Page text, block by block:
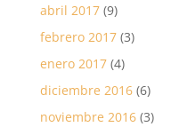
abril 2017(9)
febrero 2017(3)
enero 2017(4)
diciembre 2016(6)
noviembre 2016(3)